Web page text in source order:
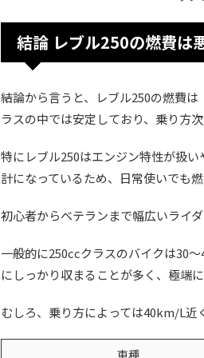
結論 レブル250の燃費は
結論から言うと、レブル250の燃費
ラスの中では安定しており、乗り方
特にレブル250はエンジン特性が扱
計になっているため、日常使いでも
初心者からベテランまで幅広いライ
一般的に250ccクラスのバイクは30
にしっかり収まることが多く、極端
むしろ、乗り方によっては40km/L近
車種